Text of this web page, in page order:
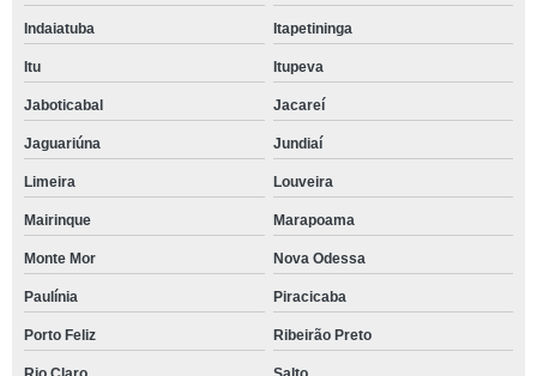
Indaiatuba Itapetininga
Itu Itupeva
Jaboticabal Jacareí
Jaguariúna Jundiaí
Limeira Louveira
Mairinque Marapoama
Monte Mor Nova Odessa
Paulínia Piracicaba
Porto Feliz Ribeirão Preto